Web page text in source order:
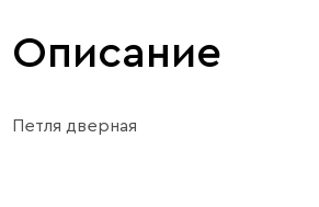
Описание
Петля дверная